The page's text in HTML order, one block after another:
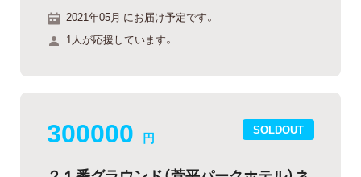
2021年05月 にお届け予定です。
1人が応援しています。
SOLDOUT
300000 円